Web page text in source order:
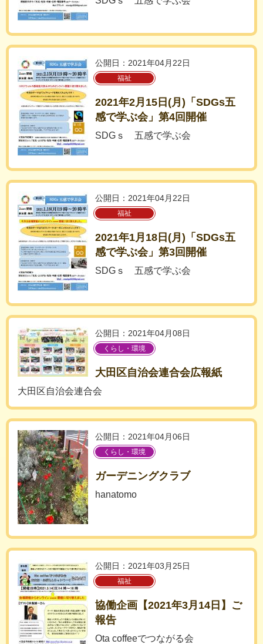
公開日：2021年04月22日
福祉
2021年2月15日(月)「SDGs五
感で学ぶ会」第4回開催
SDGｓ 五感で学ぶ会
公開日：2021年04月22日
福祉
2021年1月18日(月)「SDGs五
感で学ぶ会」第3回開催
SDGｓ 五感で学ぶ会
公開日：2021年04月08日
くらし・環境
大田区自治会連合会広報紙
大田区自治会連合会
公開日：2021年04月06日
くらし・環境
ガーデニングクラブ
hanatomo
公開日：2021年03月25日
福祉
協働企画【2021年3月14日】ご
報告
Ota coffeeでつながる会